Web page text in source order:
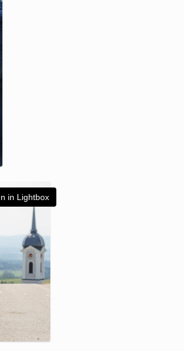
in Lightbox